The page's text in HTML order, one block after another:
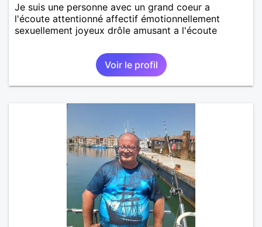
Je suis une personne avec un grand coeur a
l'écoute attentionné affectif émotionnellement
sexuellement joyeux drôle amusant a l'écoute
Voir le profil